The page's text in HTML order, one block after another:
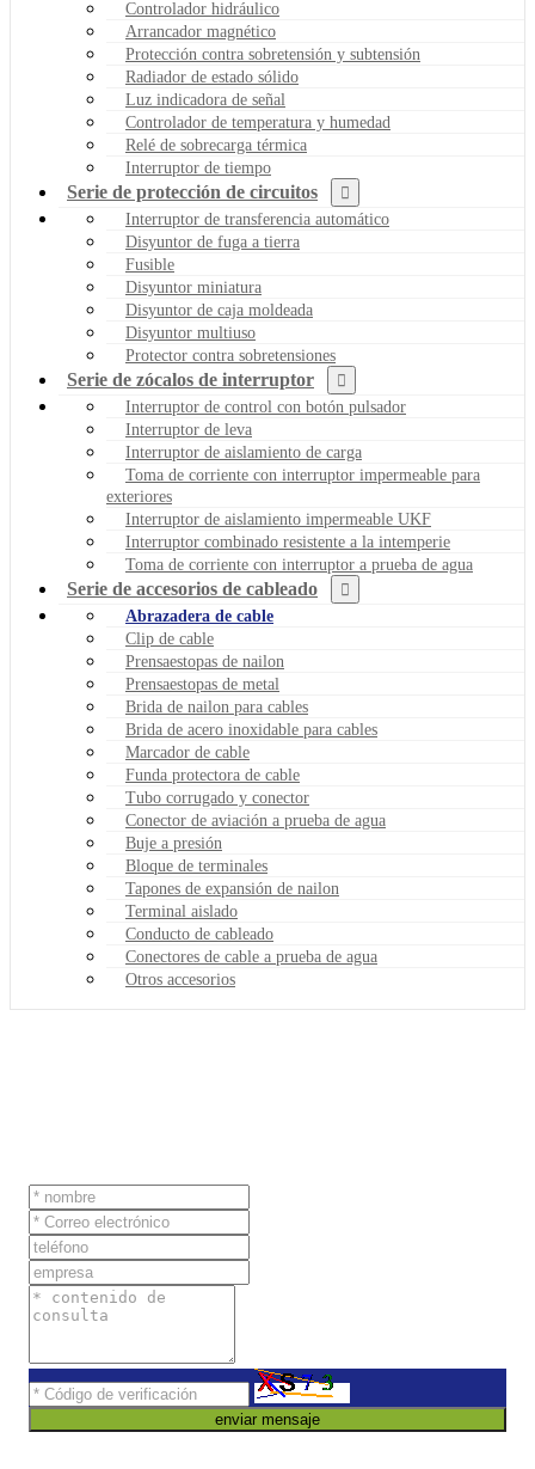
Controlador hidráulico
Arrancador magnético
Protección contra sobretensión y subtensión
Radiador de estado sólido
Luz indicadora de señal
Controlador de temperatura y humedad
Relé de sobrecarga térmica
Interruptor de tiempo
Serie de protección de circuitos
Interruptor de transferencia automático
Disyuntor de fuga a tierra
Fusible
Disyuntor miniatura
Disyuntor de caja moldeada
Disyuntor multiuso
Protector contra sobretensiones
Serie de zócalos de interruptor
Interruptor de control con botón pulsador
Interruptor de leva
Interruptor de aislamiento de carga
Toma de corriente con interruptor impermeable para
exteriores
Interruptor de aislamiento impermeable UKF
Interruptor combinado resistente a la intemperie
Toma de corriente con interruptor a prueba de agua
Serie de accesorios de cableado
Abrazadera de cable
Clip de cable
Prensaestopas de nailon
Prensaestopas de metal
Brida de nailon para cables
Brida de acero inoxidable para cables
Marcador de cable
Funda protectora de cable
Tubo corrugado y conector
Conector de aviación a prueba de agua
Buje a presión
Bloque de terminales
Tapones de expansión de nailon
Terminal aislado
Conducto de cableado
Conectores de cable a prueba de agua
Otros accesorios
enviar mensaje